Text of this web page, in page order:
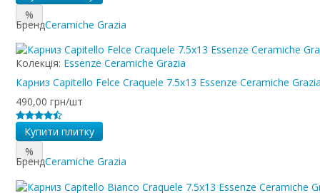
%
БрендCeramiche Grazia
Колекція: Essenze Ceramiche Grazia
Карниз Capitello Felce Craquele 7.5x13 Essenze Ceramiche
490,00 грн/шт
Купити плитку
%
БрендCeramiche Grazia